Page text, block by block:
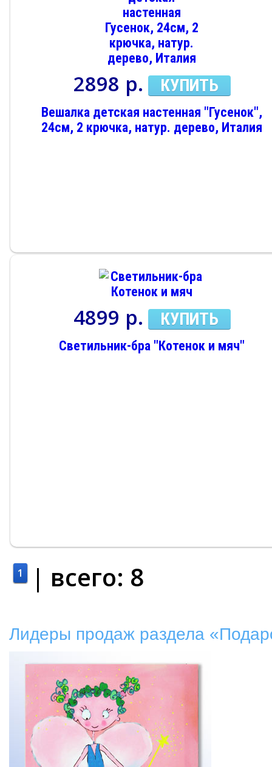
2898 р. КУПИТЬ
Вешалка детская настенная "Гусенок",
24см, 2 крючка, натур. дерево, Италия
4899 р. КУПИТЬ
Светильник-бра "Котенок и мяч"
1 | всего: 8
Лидеры продаж раздела